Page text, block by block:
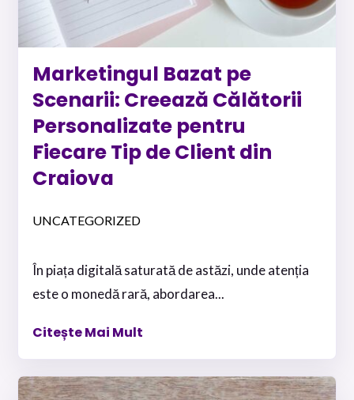
Marketingul Bazat pe
Scenarii: Creează Călătorii
Personalizate pentru
Fiecare Tip de Client din
Craiova
UNCATEGORIZED
În piața digitală saturată de astăzi, unde atenția
este o monedă rară, abordarea...
Citește Mai Mult